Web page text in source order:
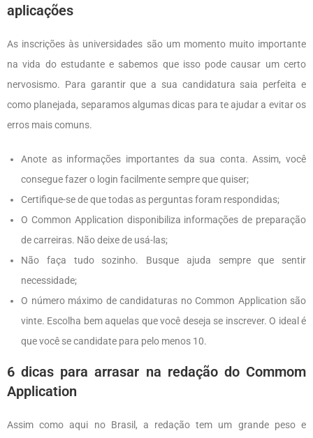
aplicações
As inscrições às universidades são um momento muito importante
na vida do estudante e sabemos que isso pode causar um certo
nervosismo. Para garantir que a sua candidatura saia perfeita e
como planejada, separamos algumas dicas para te ajudar a evitar os
erros mais comuns.
Anote as informações importantes da sua conta. Assim, você
consegue fazer o login facilmente sempre que quiser;
Certifique-se de que todas as perguntas foram respondidas;
O Common Application disponibiliza informações de preparação
de carreiras. Não deixe de usá-las;
Não faça tudo sozinho. Busque ajuda sempre que sentir
necessidade;
O número máximo de candidaturas no Common Application são
vinte. Escolha bem aquelas que você deseja se inscrever. O ideal é
que você se candidate para pelo menos 10.
6 dicas para arrasar na redação do Commom
Application
Assim como aqui no Brasil, a redação tem um grande peso e